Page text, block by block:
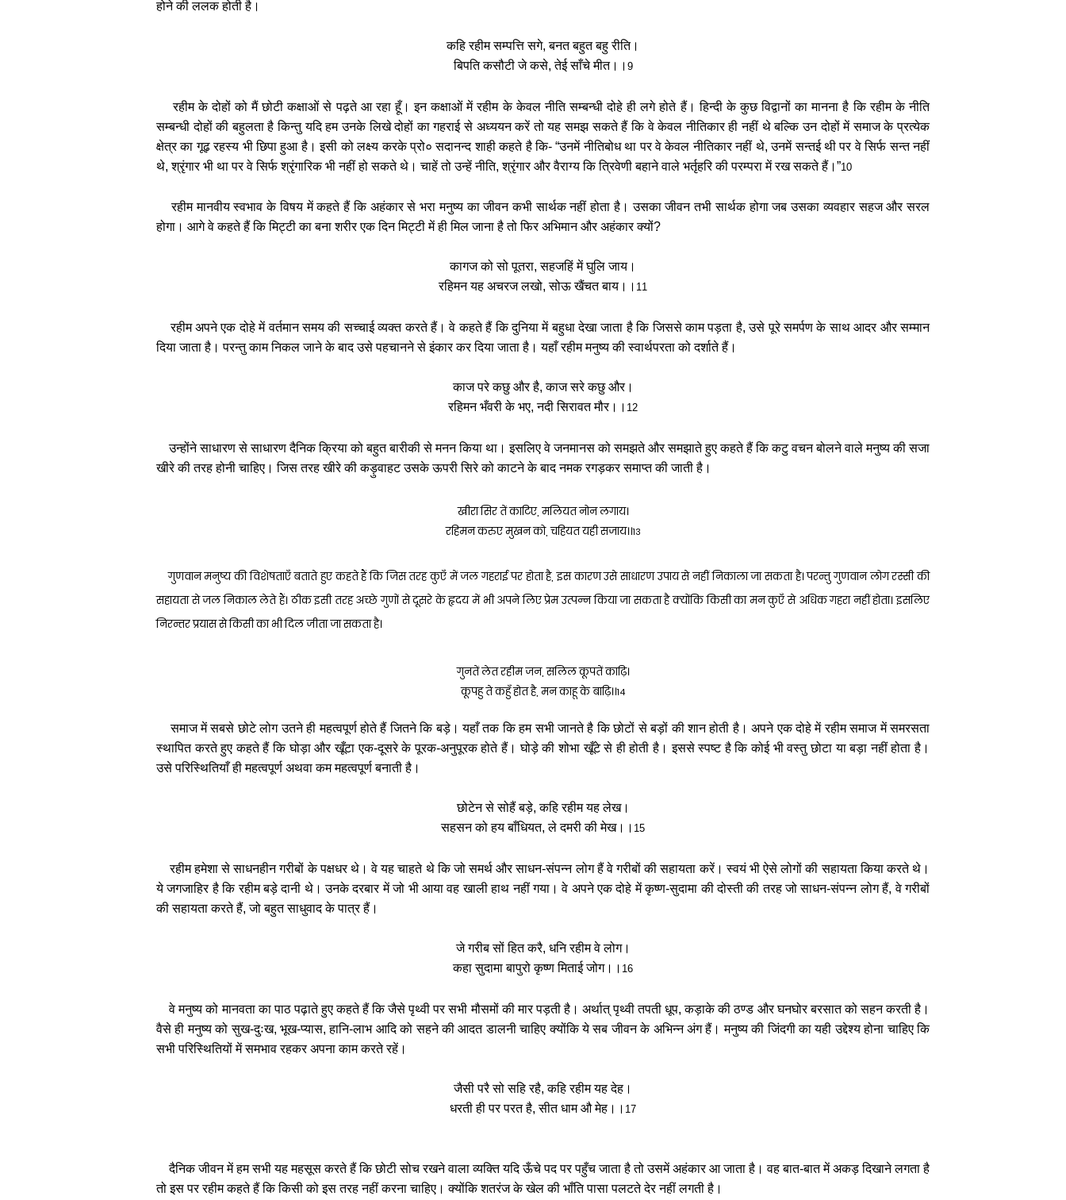
होने की ललक होती है।
कहि रहीम सम्पत्ति सगे, बनत बहुत बहु रीति।
बिपति कसौटी जे कसे, तेई साँचे मीत।। 9
रहीम के दोहों को मैं छोटी कक्षाओं से पढ़ते आ रहा हूँ। इन कक्षाओं में रहीम के केवल नीति सम्बन्धी दोहे ही लगे होते हैं। हिन्दी के कुछ विद्वानों का मानना है कि रहीम के नीति
सम्बन्धी दोहों की बहुलता है किन्तु यदि हम उनके लिखे दोहों का गहराई से अध्ययन करें तो यह समझ सकते हैं कि वे केवल नीतिकार ही नहीं थे बल्कि उन दोहों में समाज के प्रत्येक
क्षेत्र का गूढ़ रहस्य भी छिपा हुआ है। इसी को लक्ष्य करके प्रो० सदानन्द शाही कहते है कि- “उनमें नीतिबोध था पर वे केवल नीतिकार नहीं थे, उनमें सन्तई थी पर वे सिर्फ सन्त नहीं
थे, श्रृंगार भी था पर वे सिर्फ श्रृंगारिक भी नहीं हो सकते थे। चाहें तो उन्हें नीति, श्रृंगार और वैराग्य कि त्रिवेणी बहाने वाले भर्तृहरि की परम्परा में रख सकते हैं।”10
रहीम मानवीय स्वभाव के विषय में कहते हैं कि अहंकार से भरा मनुष्य का जीवन कभी सार्थक नहीं होता है। उसका जीवन तभी सार्थक होगा जब उसका व्यवहार सहज और सरल
होगा। आगे वे कहते हैं कि मिट्टी का बना शरीर एक दिन मिट्टी में ही मिल जाना है तो फिर अभिमान और अहंकार क्यों?
कागज को सो पूतरा, सहजहिं में घुलि जाय।
रहिमन यह अचरज लखो, सोऊ खैंचत बाय।। 11
रहीम अपने एक दोहे में वर्तमान समय की सच्चाई व्यक्त करते हैं। वे कहते हैं कि दुनिया में बहुधा देखा जाता है कि जिससे काम पड़ता है, उसे पूरे समर्पण के साथ आदर और सम्मान
दिया जाता है। परन्तु काम निकल जाने के बाद उसे पहचानने से इंकार कर दिया जाता है। यहाँ रहीम मनुष्य की स्वार्थपरता को दर्शाते हैं।
काज परे कछु और है, काज सरे कछु और।
रहिमन भँवरी के भए, नदी सिरावत मौर।। 12
उन्होंने साधारण से साधारण दैनिक क्रिया को बहुत बारीकी से मनन किया था। इसलिए वे जनमानस को समझते और समझाते हुए कहते हैं कि कटु वचन बोलने वाले मनुष्य की सजा
खीरे की तरह होनी चाहिए। जिस तरह खीरे की कड़ुवाहट उसके ऊपरी सिरे को काटने के बाद नमक रगड़कर समाप्त की जाती है।
खीरा सिर तें काटिए, मलियत नोन लगाय।
रहिमन करुए मुखन को, चहियत यही सजाय।।13
गुणवान मनुष्य की विशेषताएँ बताते हुए कहते हैं कि जिस तरह कुएँ में जल गहराई पर होता है, इस कारण उसे साधारण उपाय से नहीं निकाला जा सकता है। परन्तु गुणवान लोग रस्सी की
सहायता से जल निकाल लेते हैं। ठीक इसी तरह अच्छे गुणों से दूसरे के हृदय में भी अपने लिए प्रेम उत्पन्न किया जा सकता है क्योंकि किसी का मन कुएँ से अधिक गहरा नहीं होता। इसलिए
निरन्तर प्रयास से किसी का भी दिल जीता जा सकता है।
गुनतें लेत रहीम जन, सलिल कूपतें काढ़ि।
कूपहु ते कहुँ होत है, मन काहू के बाढ़ि।।14
समाज में सबसे छोटे लोग उतने ही महत्वपूर्ण होते हैं जितने कि बड़े। यहाँ तक कि हम सभी जानते है कि छोटों से बड़ों की शान होती है। अपने एक दोहे में रहीम समाज में समरसता
स्थापित करते हुए कहते हैं कि घोड़ा और खूँटा एक-दूसरे के पूरक-अनुपूरक होते हैं। घोड़े की शोभा खूँटे से ही होती है। इससे स्पष्ट है कि कोई भी वस्तु छोटा या बड़ा नहीं होता है।
उसे परिस्थितियाँ ही महत्वपूर्ण अथवा कम महत्वपूर्ण बनाती है।
छोटेन से सोहैं बड़े, कहि रहीम यह लेख।
सहसन को हय बाँधियत, ले दमरी की मेख।। 15
रहीम हमेशा से साधनहीन गरीबों के पक्षधर थे। वे यह चाहते थे कि जो समर्थ और साधन-संपन्न लोग हैं वे गरीबों की सहायता करें। स्वयं भी ऐसे लोगों की सहायता किया करते थे।
ये जगजाहिर है कि रहीम बड़े दानी थे। उनके दरबार में जो भी आया वह खाली हाथ नहीं गया। वे अपने एक दोहे में कृष्ण-सुदामा की दोस्ती की तरह जो साधन-संपन्न लोग हैं, वे गरीबों
की सहायता करते हैं, जो बहुत साधुवाद के पात्र हैं।
जे गरीब सों हित करै, धनि रहीम वे लोग।
कहा सुदामा बापुरो कृष्ण मिताई जोग।। 16
वे मनुष्य को मानवता का पाठ पढ़ाते हुए कहते हैं कि जैसे पृथ्वी पर सभी मौसमों की मार पड़ती है। अर्थात् पृथ्वी तपती धूप, कड़ाके की ठण्ड और घनघोर बरसात को सहन करती है।
वैसे ही मनुष्य को सुख-दुःख, भूख-प्यास, हानि-लाभ आदि को सहने की आदत डालनी चाहिए क्योंकि ये सब जीवन के अभिन्न अंग हैं। मनुष्य की जिंदगी का यही उद्देश्य होना चाहिए कि
सभी परिस्थितियों में समभाव रहकर अपना काम करते रहें।
जैसी परै सो सहि रहै, कहि रहीम यह देह।
धरती ही पर परत है, सीत धाम औ मेह।। 17
दैनिक जीवन में हम सभी यह महसूस करते हैं कि छोटी सोच रखने वाला व्यक्ति यदि ऊँचे पद पर पहुँच जाता है तो उसमें अहंकार आ जाता है। वह बात-बात में अकड़ दिखाने लगता है
तो इस पर रहीम कहते हैं कि किसी को इस तरह नहीं करना चाहिए। क्योंकि शतरंज के खेल की भाँति पासा पलटते देर नहीं लगती है।